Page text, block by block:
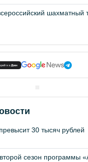
шахматный
30 тысяч рублей
сезон программы